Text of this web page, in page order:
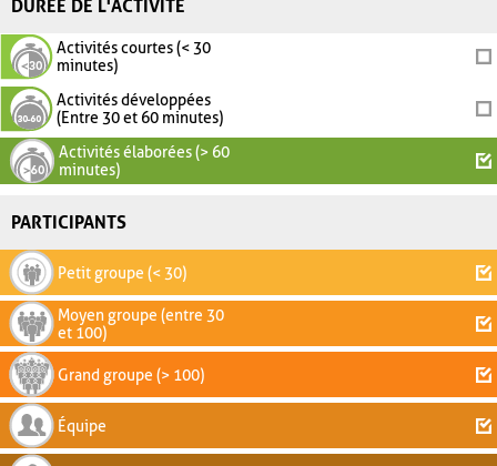
DURÉE DE L'ACTIVITÉ
Activités courtes (< 30
minutes)
Activités développées
(Entre 30 et 60 minutes)
Activités élaborées (> 60
minutes)
PARTICIPANTS
Petit groupe (< 30)
Moyen groupe (entre 30
et 100)
Grand groupe (> 100)
Équipe